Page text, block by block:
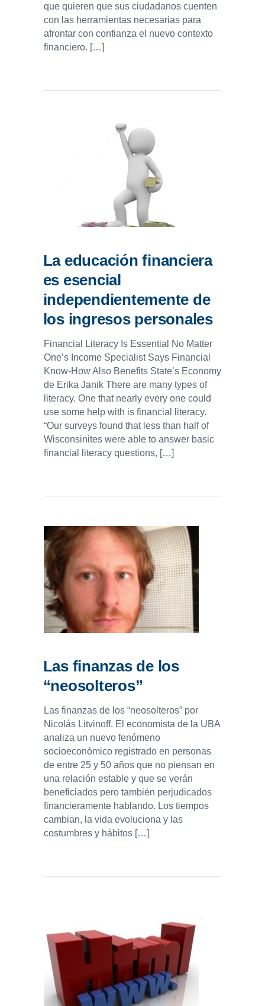
que quieren que sus ciudadanos cuenten
con las herramientas necesarias para
afrontar con confianza el nuevo contexto
financiero. […]
La educación financiera
es esencial
independientemente de
los ingresos personales
Financial Literacy Is Essential No Matter
One’s Income Specialist Says Financial
Know-How Also Benefits State’s Economy
de Erika Janik There are many types of
literacy. One that nearly every one could
use some help with is financial literacy.
“Our surveys found that less than half of
Wisconsinites were able to answer basic
financial literacy questions, […]
Las finanzas de los
“neosolteros”
Las finanzas de los “neosolteros” por
Nicolás Litvinoff. El economista de la UBA
analiza un nuevo fenómeno
socioeconómico registrado en personas
de entre 25 y 50 años que no piensan en
una relación estable y que se verán
beneficiados pero también perjudicados
financieramente hablando. Los tiempos
cambian, la vida evoluciona y las
costumbres y hábitos […]